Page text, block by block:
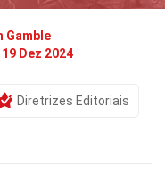
Gamble
19 Dez 2024
Diretrizes Editoriais